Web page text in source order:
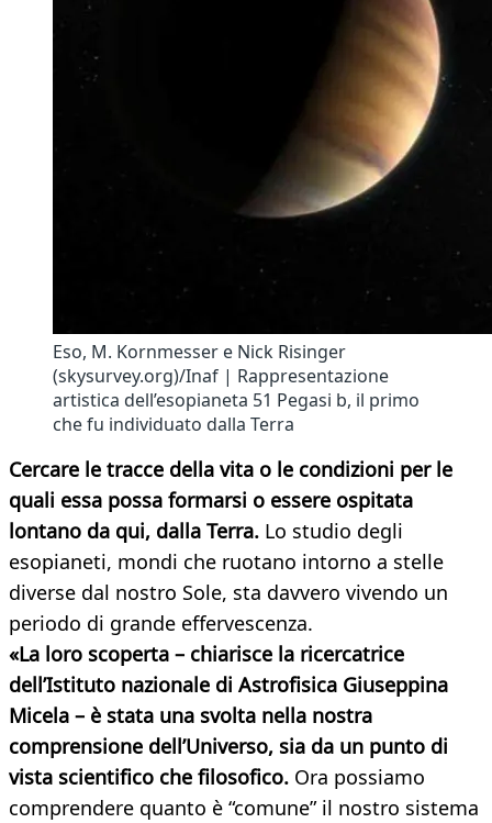
Eso, M. Kornmesser e Nick Risinger
(skysurvey.org)/Inaf | Rappresentazione
artistica dell’esopianeta 51 Pegasi b, il primo
che fu individuato dalla Terra
Cercare le tracce della vita o le condizioni per le
quali essa possa formarsi o essere ospitata
lontano da qui, dalla Terra. Lo studio degli
esopianeti, mondi che ruotano intorno a stelle
diverse dal nostro Sole, sta davvero vivendo un
periodo di grande effervescenza.
«La loro scoperta – chiarisce la ricercatrice
dell’Istituto nazionale di Astrofisica Giuseppina
Micela – è stata una svolta nella nostra
comprensione dell’Universo, sia da un punto di
vista scientifico che filosofico. Ora possiamo
comprendere quanto è “comune” il nostro sistema